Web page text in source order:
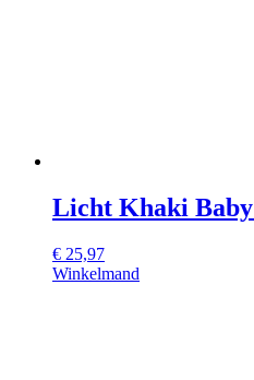
Licht Khaki
€ 25,97
Winkelmand